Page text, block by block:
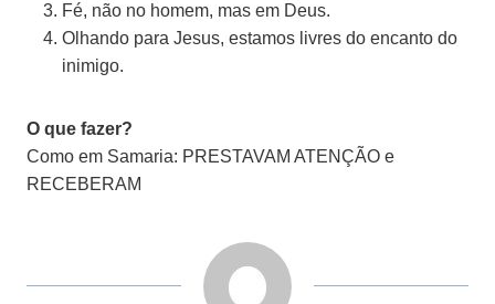
Fé, não no homem, mas em Deus.
Olhando para Jesus, estamos livres do encanto do
inimigo.
O que fazer?
Como em Samaria: PRESTAVAM ATENÇÃO e
RECEBERAM